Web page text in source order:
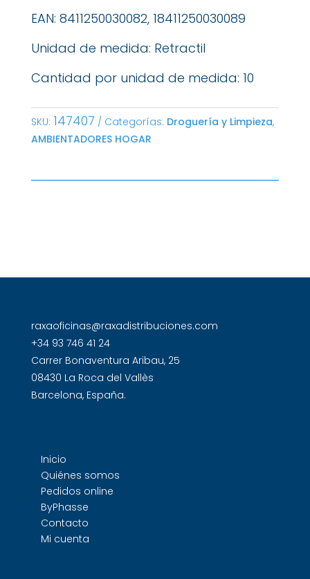
EAN: 8411250030082, 18411250030089
Unidad de medida: Retractil
Cantidad por unidad de medida: 10
SKU: 147407 Categorías: Droguería y Limpieza,
AMBIENTADORES HOGAR
raxaoficinas@raxadistribuciones.com
+34 93 746 41 24
Carrer Bonaventura Aribau, 25
08430 La Roca del Vallès
Barcelona, España.
Inicio
Quiénes somos
Pedidos online
ByPhasse
Contacto
Mi cuenta